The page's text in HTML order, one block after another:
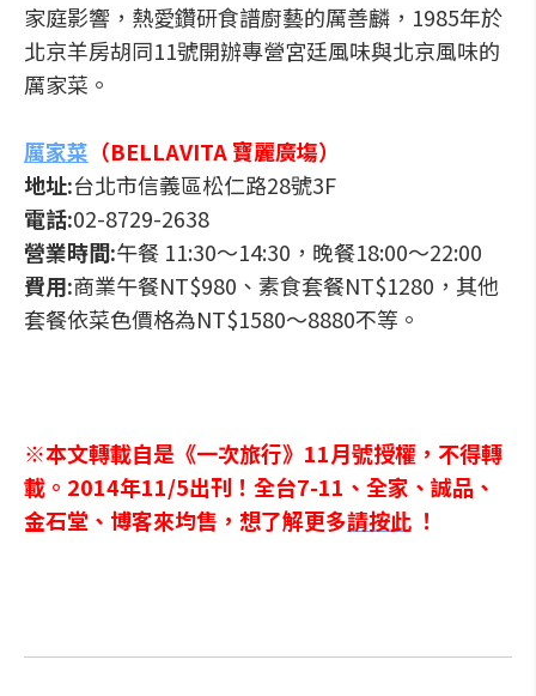
家庭影響，熱愛鑽研食譜廚藝的厲善麟，1985年於
北京羊房胡同11號開辦專營宮廷風味與北京風味的
厲家菜。
厲家菜 （BELLAVITA 寶麗廣塲）
地址:台北市信義區松仁路28號3F
電話:02-8729-2638
營業時間:午餐 11:30～14:30，晚餐18:00～22:00
費用:商業午餐NT$980、素食套餐NT$1280，其他
套餐依菜色價格為NT$1580～8880不等。
※本文轉載自是《一次旅行》 11月號授權，不得轉
載。 2014年11/5出刊！全台7-11、全家、誠品、
金石堂 、 博客來均售，想了解更多請按此 ！